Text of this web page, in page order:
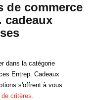
Créer une alerte
de commerce
cadeaux
dans la catégorie
Entrep. Cadeaux
s'offrent à vous :
critères.